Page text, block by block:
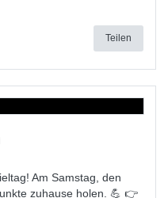
Teilen
Am Samstag, den
zuhause holen. 💪 👉